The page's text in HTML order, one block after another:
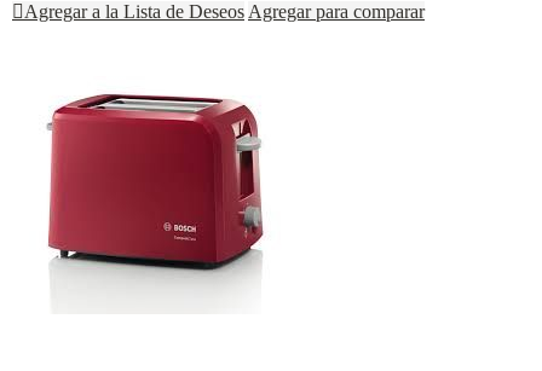
Agregar a la Lista de Deseos Agregar para comparar